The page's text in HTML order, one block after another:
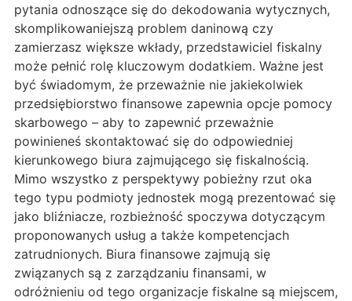
pytania odnoszące się do dekodowania wytycznych,
skomplikowaniejszą problem daninową czy
zamierzasz większe wkłady, przedstawiciel fiskalny
może pełnić rolę kluczowym dodatkiem. Ważne jest
być świadomym, że przeważnie nie jakiekolwiek
przedsiębiorstwo finansowe zapewnia opcje pomocy
skarbowego – aby to zapewnić przeważnie
powinieneś skontaktować się do odpowiedniej
kierunkowego biura zajmującego się fiskalnością.
Mimo wszystko z perspektywy pobieżny rzut oka
tego typu podmioty jednostek mogą prezentować się
jako bliźniacze, rozbieżność spoczywa dotyczącym
proponowanych usług a także kompetencjach
zatrudnionych. Biura finansowe zajmują się
związanych są z zarządzaniu finansami, w
odróżnieniu od tego organizacje fiskalne są miejscem,